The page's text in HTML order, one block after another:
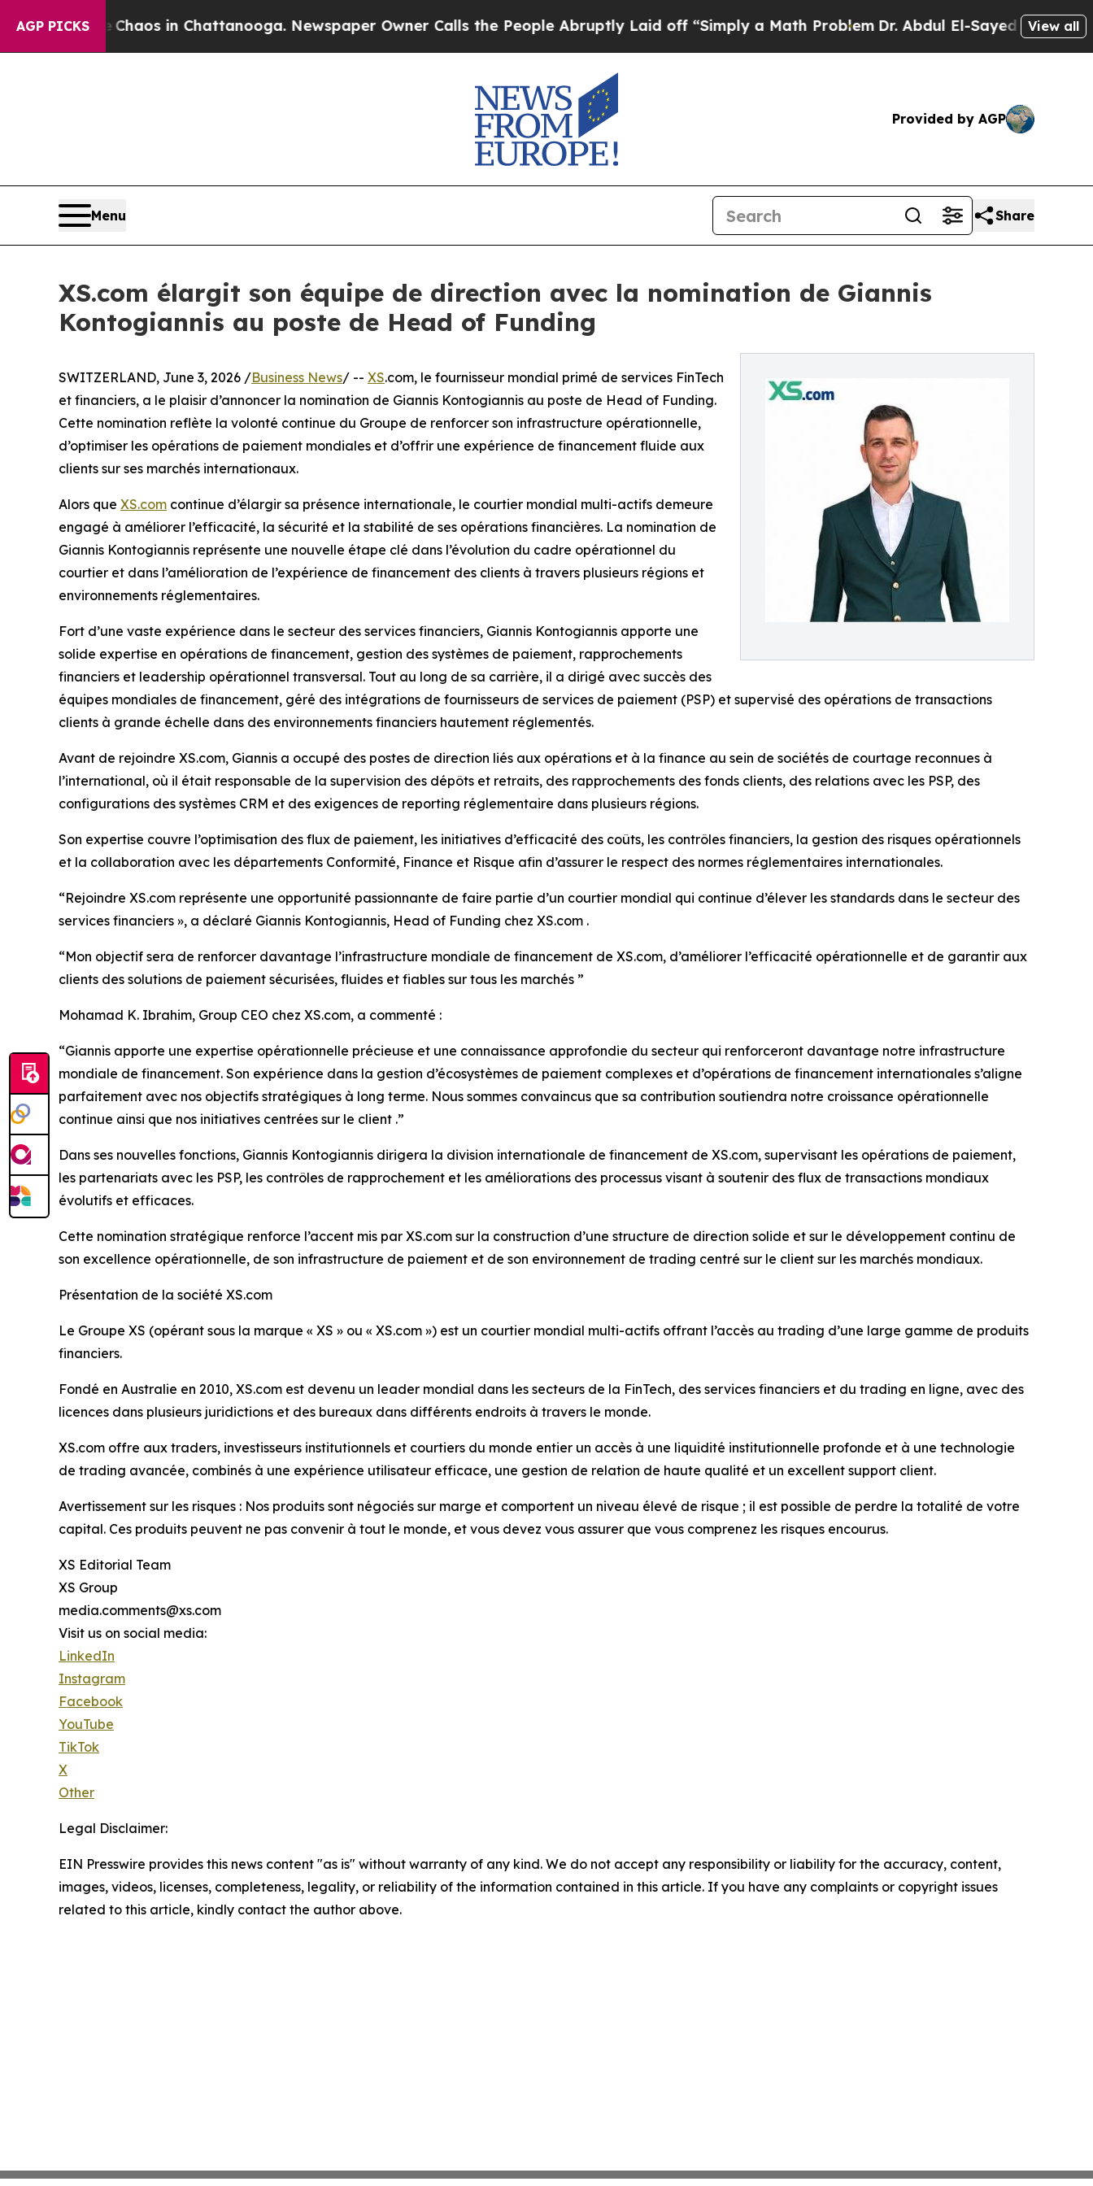
AGP PICKS
Chaos in Chattanooga. Newspaper Owner Calls the People Abruptly Laid off “Simply a Math Problem Dr. Abdul El-Sayed on HistoricView all
Provided by AGP
Menu Share
XS.com élargit son équipe de direction avec la nomination de Giannis
Kontogiannis au poste de Head of Funding
SWITZERLAND, June 3, 2026 /Business News/ -- XS.com, le fournisseur mondial primé de services FinTech
et financiers, a le plaisir d’annoncer la nomination de Giannis Kontogiannis au poste de Head of Funding.
Cette nomination reflète la volonté continue du Groupe de renforcer son infrastructure opérationnelle,
d’optimiser les opérations de paiement mondiales et d’offrir une expérience de financement fluide aux
clients sur ses marchés internationaux.
Alors que XS.com continue d’élargir sa présence internationale, le courtier mondial multi-actifs demeure
engagé à améliorer l’efficacité, la sécurité et la stabilité de ses opérations financières. La nomination de
Giannis Kontogiannis représente une nouvelle étape clé dans l’évolution du cadre opérationnel du
courtier et dans l’amélioration de l’expérience de financement des clients à travers plusieurs régions et
environnements réglementaires.
Fort d’une vaste expérience dans le secteur des services financiers, Giannis Kontogiannis apporte une
solide expertise en opérations de financement, gestion des systèmes de paiement, rapprochements
financiers et leadership opérationnel transversal. Tout au long de sa carrière, il a dirigé avec succès des
équipes mondiales de financement, géré des intégrations de fournisseurs de services de paiement (PSP) et supervisé des opérations de transactions
clients à grande échelle dans des environnements financiers hautement réglementés.
Avant de rejoindre XS.com, Giannis a occupé des postes de direction liés aux opérations et à la finance au sein de sociétés de courtage reconnues à
l’international, où il était responsable de la supervision des dépôts et retraits, des rapprochements des fonds clients, des relations avec les PSP, des
configurations des systèmes CRM et des exigences de reporting réglementaire dans plusieurs régions.
Son expertise couvre l’optimisation des flux de paiement, les initiatives d’efficacité des coûts, les contrôles financiers, la gestion des risques opérationnels
et la collaboration avec les départements Conformité, Finance et Risque afin d’assurer le respect des normes réglementaires internationales.
“Rejoindre XS.com représente une opportunité passionnante de faire partie d’un courtier mondial qui continue d’élever les standards dans le secteur des
services financiers », a déclaré Giannis Kontogiannis, Head of Funding chez XS.com .
“Mon objectif sera de renforcer davantage l’infrastructure mondiale de financement de XS.com, d’améliorer l’efficacité opérationnelle et de garantir aux
clients des solutions de paiement sécurisées, fluides et fiables sur tous les marchés ”
Mohamad K. Ibrahim, Group CEO chez XS.com, a commenté :
“Giannis apporte une expertise opérationnelle précieuse et une connaissance approfondie du secteur qui renforceront davantage notre infrastructure
mondiale de financement. Son expérience dans la gestion d’écosystèmes de paiement complexes et d’opérations de financement internationales s’aligne
parfaitement avec nos objectifs stratégiques à long terme. Nous sommes convaincus que sa contribution soutiendra notre croissance opérationnelle
continue ainsi que nos initiatives centrées sur le client .”
Dans ses nouvelles fonctions, Giannis Kontogiannis dirigera la division internationale de financement de XS.com, supervisant les opérations de paiement,
les partenariats avec les PSP, les contrôles de rapprochement et les améliorations des processus visant à soutenir des flux de transactions mondiaux
évolutifs et efficaces.
Cette nomination stratégique renforce l’accent mis par XS.com sur la construction d’une structure de direction solide et sur le développement continu de
son excellence opérationnelle, de son infrastructure de paiement et de son environnement de trading centré sur le client sur les marchés mondiaux.
Présentation de la société XS.com
Le Groupe XS (opérant sous la marque « XS » ou « XS.com ») est un courtier mondial multi-actifs offrant l’accès au trading d’une large gamme de produits
financiers.
Fondé en Australie en 2010, XS.com est devenu un leader mondial dans les secteurs de la FinTech, des services financiers et du trading en ligne, avec des
licences dans plusieurs juridictions et des bureaux dans différents endroits à travers le monde.
XS.com offre aux traders, investisseurs institutionnels et courtiers du monde entier un accès à une liquidité institutionnelle profonde et à une technologie
de trading avancée, combinés à une expérience utilisateur efficace, une gestion de relation de haute qualité et un excellent support client.
Avertissement sur les risques : Nos produits sont négociés sur marge et comportent un niveau élevé de risque ; il est possible de perdre la totalité de votre
capital. Ces produits peuvent ne pas convenir à tout le monde, et vous devez vous assurer que vous comprenez les risques encourus.
XS Editorial Team
XS Group
media.comments@xs.com
Visit us on social media:
LinkedIn
Instagram
Facebook
YouTube
TikTok
X
Other
Legal Disclaimer:
EIN Presswire provides this news content "as is" without warranty of any kind. We do not accept any responsibility or liability for the accuracy, content,
images, videos, licenses, completeness, legality, or reliability of the information contained in this article. If you have any complaints or copyright issues
related to this article, kindly contact the author above.